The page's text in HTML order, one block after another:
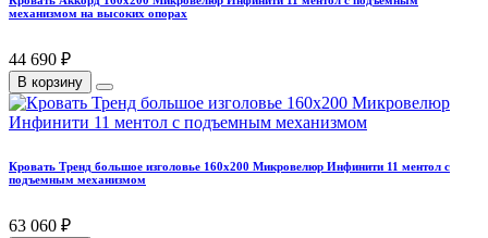
механизмом на высоких опорах
44 690 ₽
В корзину
Кровать Тренд большое изголовье 160х200 Микровелюр Инфинити 11 ментол с
подъемным механизмом
63 060 ₽